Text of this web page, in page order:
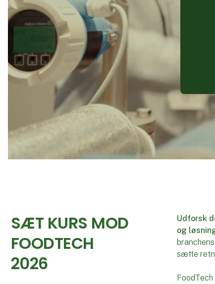
SÆT KURS MOD
FOODTECH
2026
Udforsk
og
sætte